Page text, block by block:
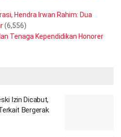
Hendra Irwan Rahim: Dua
(6,556)
Tenaga Kependidikan Honorer
Izin Dicabut,
Bergerak